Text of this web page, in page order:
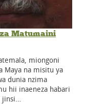
Matumaini
miongoni
Maya na misitu ya
dunia nzima
hii inaeneza habari
jinsi…